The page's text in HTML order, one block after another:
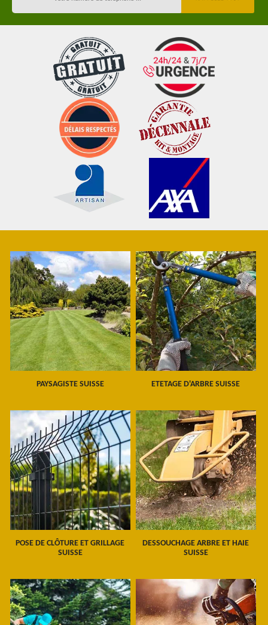
PAYSAGISTE SUISSE ETETAGE D'ARBRE SUISSE
POSE DE CLÔTURE ET GRILLAGE
SUISSE
DESSOUCHAGE ARBRE ET HAIE
SUISSE